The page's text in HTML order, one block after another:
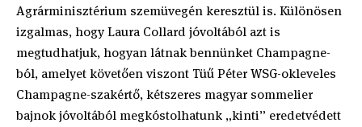
Agrárminisztérium szemüvegén keresztül is. Különösen
izgalmas, hogy Laura Collard jóvoltából azt is
megtudhatjuk, hogyan látnak bennünket Champagne-
ból, amelyet követően viszont Tüű Péter WSG-okleveles
Champagne-szakértő, kétszeres magyar sommelier
bajnok jóvoltából megkóstolhatunk „kinti” eredetvédett